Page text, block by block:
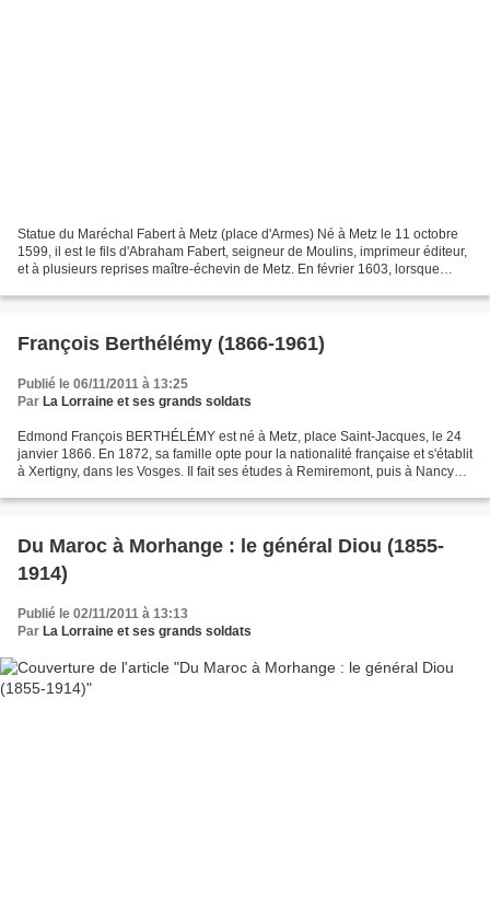
Statue du Maréchal Fabert à Metz (place d'Armes) Né à Metz le 11 octobre
1599, il est le fils d'Abraham Fabert, seigneur de Moulins, imprimeur éditeur,
et à plusieurs reprises maître-échevin de Metz. En février 1603, lorsque
François Berthélémy (1866-1961)
Publié le 06/11/2011 à 13:25
Par La Lorraine et ses grands soldats
Edmond François BERTHÉLÉMY est né à Metz, place Saint-Jacques, le 24
janvier 1866. En 1872, sa famille opte pour la nationalité française et s'établit
à Xertigny, dans les Vosges. Il fait ses études à Remiremont, puis à Nancy
Du Maroc à Morhange : le général Diou (1855-
1914)
Publié le 02/11/2011 à 13:13
Par La Lorraine et ses grands soldats